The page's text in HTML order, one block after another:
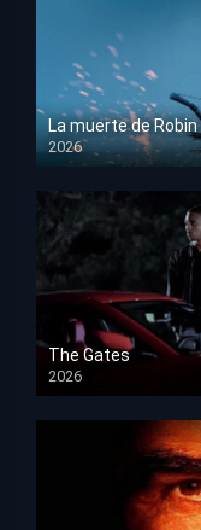
La muerte de Robin
2026
HD 1080p
The Gates
2026
HD 1080p